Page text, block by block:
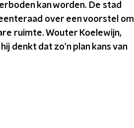
kan worden. De stad
over een voorstel om
ruimte. Wouter Koelewijn,
denkt dat zo'n plan kans van